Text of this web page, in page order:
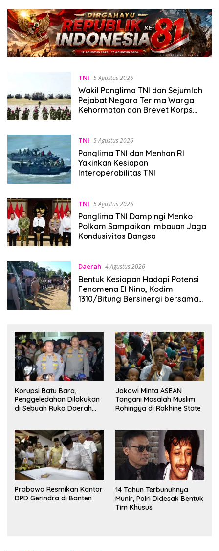
TNI 5 Agustus 2026
Wakil Panglima TNI dan Sejumlah
Pejabat Negara Terima Warga
Kehormatan dan Brevet Korps
TNI 5 Agustus 2026
Panglima TNI dan Menhan RI
Yakinkan Kesiapan
Interoperabilitas TNI
TNI 5 Agustus 2026
Panglima TNI Dampingi Menko
Polkam Sampaikan Imbauan Jaga
Kondusivitas Bangsa
Daerah 4 Agustus 2026
Bentuk Kesiapan Hadapi Potensi
Fenomena El Nino, Kodim
1310/Bitung Bersinergi bersama
Korupsi Batu Bara,
Penggeledahan Dilakukan
di Sebuah Ruko Daerah
Jokowi Minta ASEAN
Tangani Masalah Muslim
Rohingya di Rakhine State
Prabowo Resmikan Kantor
DPD Gerindra di Banten
14 Tahun Terbunuhnya
Munir, Polri Didesak Bentuk
Tim Khusus